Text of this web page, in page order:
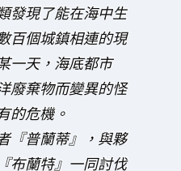
發現了能在海中生
百個城鎮相連的現
一天，海底都市
廢棄物而變異的怪
的危機。
『普蘭蒂』，與夥
布蘭特』一同討伐